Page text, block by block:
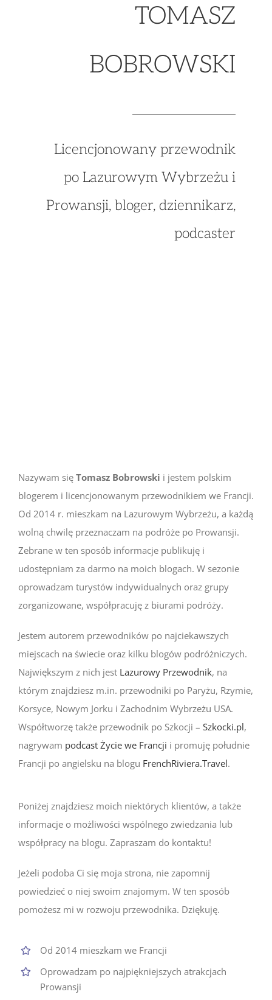
TOMASZ
BOBROWSKI
Licencjonowany przewodnik
po Lazurowym Wybrzeżu i
Prowansji, bloger, dziennikarz,
podcaster
Nazywam się Tomasz Bobrowski i jestem polskim
blogerem i licencjonowanym przewodnikiem we Francji.
Od 2014 r. mieszkam na Lazurowym Wybrzeżu, a każdą
wolną chwilę przeznaczam na podróże po Prowansji.
Zebrane w ten sposób informacje publikuję i
udostępniam za darmo na moich blogach. W sezonie
oprowadzam turystów indywidualnych oraz grupy
zorganizowane, współpracuję z biurami podróży.
Jestem autorem przewodników po najciekawszych
miejscach na świecie oraz kilku blogów podróżniczych.
Największym z nich jest Lazurowy Przewodnik, na
którym znajdziesz m.in. przewodniki po Paryżu, Rzymie,
Korsyce, Nowym Jorku i Zachodnim Wybrzeżu USA.
Współtworzę także przewodnik po Szkocji – Szkocki.pl,
nagrywam podcast Życie we Francji i promuję południe
Francji po angielsku na blogu FrenchRiviera.Travel.
Poniżej znajdziesz moich niektórych klientów, a także
informacje o możliwości wspólnego zwiedzania lub
współpracy na blogu. Zapraszam do kontaktu!
Jeżeli podoba Ci się moja strona, nie zapomnij
powiedzieć o niej swoim znajomym. W ten sposób
pomożesz mi w rozwoju przewodnika. Dziękuję.
Od 2014 mieszkam we Francji
Oprowadzam po najpiękniejszych atrakcjach
Prowansji